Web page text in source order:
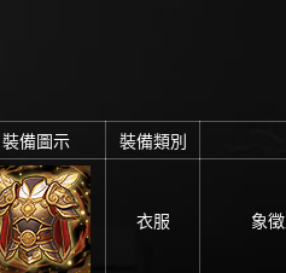
裝備圖示 裝備類別
衣服 象